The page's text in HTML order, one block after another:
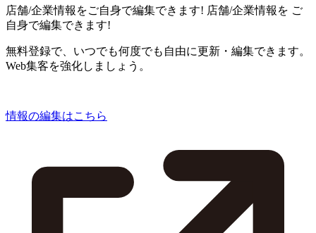
店舗/企業情報をご自身で編集できます! 店舗/企業情報を ご
自身で編集できます!
無料登録で、いつでも何度でも自由に更新・編集できます。
Web集客を強化しましょう。
情報の編集はこちら